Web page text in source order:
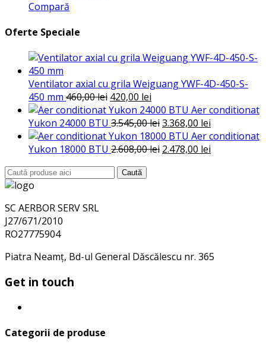
Compară
Oferte Speciale
Ventilator axial cu grila Weiguang YWF-4D-450-S-
450 mm 460,00lei Prețul
inițial
a
fost:
460,00 lei.
420,00 lei
curent
este:
420,00 lei.
Aer conditionat
Yukon 24000 BTU 3.545,00leiPrețul
inițial
a
3.368,00 lei
curent
Aer conditionat
Yukon 18000 BTU 2.608,00lei Prețul
2.478,00 lei
Search
for:
Caută
SC AERBOR SERV SRL
J27/671/2010
RO27775904
Piatra Neamț, Bd-ul General Dăscălescu nr. 365
Get in touch
Categorii de produse